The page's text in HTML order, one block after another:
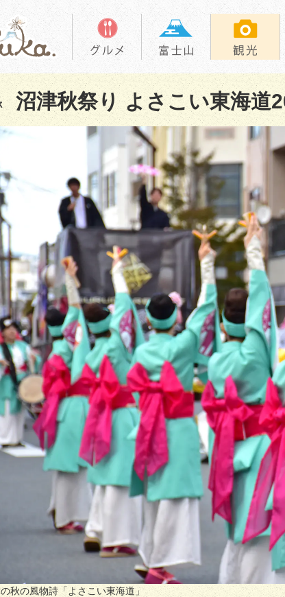
沼津秋祭り よさこい東海道
秋の風物詩「よさこい東海道」